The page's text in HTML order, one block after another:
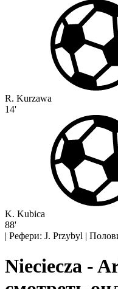
R. Kurzawa
14'
K. Kubica
88'
| Рефери: J. Przybyl |
Nieciecza -